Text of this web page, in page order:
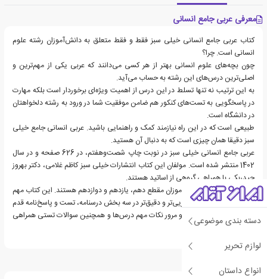
دسته بندی موضوعی
لوازم تحریر
انواع داستان
معرفی عربی جامع انسانی
کتاب عربی جامع انسانی خیلی سبز فقط و فقط متعلق به دانش‌آموزان رشته علوم
انسانی است. چرا؟
چون بچه‌های علوم انسانی بهتر از هر کسی می‌دانند که عربی یکی از مهم‌ترین و
اصلی‌ترین درس‌های این رشته به حساب می‌آید.
به این ترتیب نه تنها تسلط در این درس از اهمیت ویژه‌ای برخوردار است بلکه مهارت
در پاسخگویی به تست‌های کنکور هم ضامن موفقیت شما در ورود به رشته دلخواهتان
در دانشگاه است.
طبیعی است که در این راه نیازمند کمک و راهنمایی باشید. عربی انسانی جامع خیلی
سبز دقیقا همان چیزی است که به دنبال آن هستید.
عربی جامع انسانی خیلی سبز در نوبت چاپ شصت‌وهفتم، در 626 صفحه و در سال
1402 منتشر شده است. مولفان این کتاب انتشارات خیلی سبز کاظم غلامی، دکتر بهروز
حیدربکی با همراهی گروهی از اساتید هستند.
مخاطب این کتاب دانش‌آموزان مقطع دهم، یازدهم و دوازدهم هستند. این کتاب مهم
رشته انسانی به صورت جزیی‌تر و دقیق‌تر در سه بخش درسنامه، تست و پاسخ‌نامه قدم
به قدم شما را در یادگیری و مرور نکات مهم درس‌ها و همچنین سوالات تستی همراهی
خواهد کرد.
درباره بهروز حیدربکی